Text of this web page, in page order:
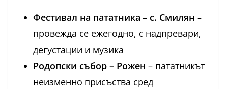
Фестивал на пататника – с. Смилян –
провежда се ежегодно, с надпревари,
дегустации и музика
Родопски събор – Рожен – пататникът
неизменно присъства сред